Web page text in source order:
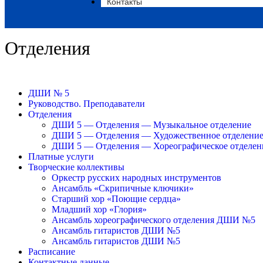
Отделения
ДШИ № 5
Руководство. Преподаватели
Отделения
ДШИ 5 — Отделения — Музыкальное отделение
ДШИ 5 — Отделения — Художественное отделение
ДШИ 5 — Отделения — Хореографическое
Платные услуги
Творческие коллективы
Оркестр русских народных инструментов
Ансамбль «Скрипичные ключики»
Старший хор «Поющие сердца»
Младший хор «Глория»
Ансамбль хореографического отделения ДШИ №5
Ансамбль гитаристов ДШИ №5
Ансамбль гитаристов ДШИ №5
Расписание